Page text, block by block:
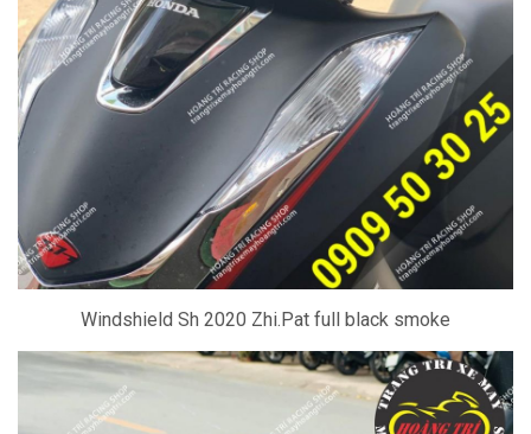
Windshield Sh 2020 Zhi.Pat full black smoke